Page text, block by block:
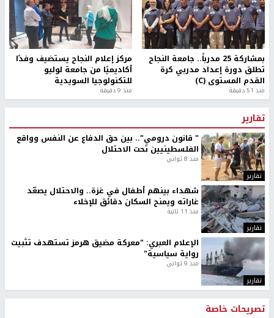
بمشاركة 25 مدرباً.. جامعة النجاح
تطلق دورة إعداد مدربي كرة
القدم المستوى (C)
منذ 51 دقيقة
مركز إعلام النجاح يستضيف وفدًا
أكاديميًا من جامعة لوليو
للتكنولوجيا السويدية
منذ 9 دقيقة
تقارير
تقارير
" قانون درومي".. بين حق الدفاع عن النفس وواقع
الفلسطينيين تحت الاحتلال
منذ 8 ثواني
تقارير
شهداء بينهم أطفال في غزة.. والاحتلال يصعّد
غاراته ويمنح السكان دقائق للإخلاء
منذ 11 ثانية
تقارير
الإعلام العبري: "معركة مضيق هرمز تستهدف تثبيت
رواية سياسية"
منذ 9 ثواني
تصريحات خاصة